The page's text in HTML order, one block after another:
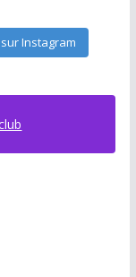
Instagram